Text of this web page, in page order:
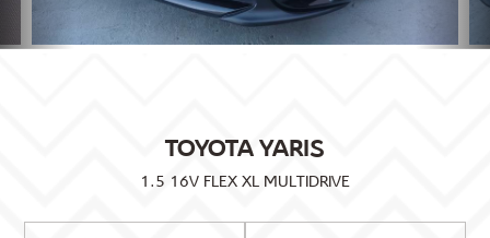
TOYOTA YARIS
1.5 16V FLEX XL MULTIDRIVE